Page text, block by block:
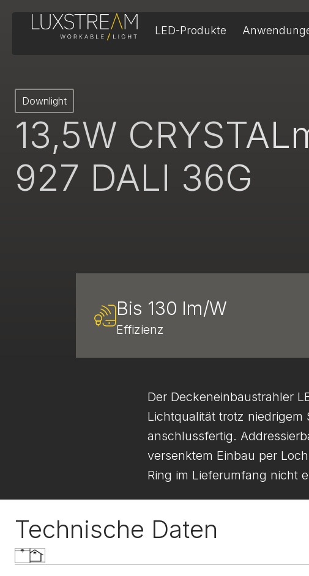
LED-Produkte
Downlight
13,5W
927 DALI 36G
Bis 130 lm/W
Effizienz
Der Deckeneinbau­strahler
Lichtqualität trotz
anschlussfertig.
versenktem Einbau per
Ring im Lieferumfang nicht
Technische Daten